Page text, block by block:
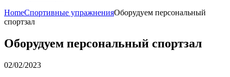
HomeСпортивные упражненияОборудуем персональный
спортзал
Оборудуем персональный спортзал
02/02/2023